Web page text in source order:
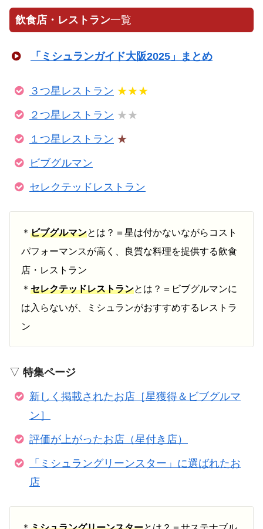
飲食店・レストラン一覧
「ミシュランガイド大阪2025」まとめ
３つ星レストラン ★★★
２つ星レストラン ★★
１つ星レストラン ★
ビブグルマン
セレクテッドレストラン
＊ ビブグルマンとは？＝星は付かないながらコスト
パフォーマンスが高く、良質な料理を提供する飲食
店・レストラン
＊ セレクテッドレストランとは？＝ビブグルマンに
は入らないが、ミシュランがおすすめするレストラ
ン
▽ 特集ページ
新しく掲載されたお店［星獲得＆ビブグルマ
ン］
評価が上がったお店（星付き店）
「ミシュラングリーンスター」に選ばれたお
店